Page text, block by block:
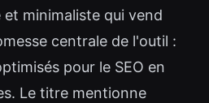
minimaliste qui vend
centrale de l'outil :
pour le SEO en
Le titre mentionne